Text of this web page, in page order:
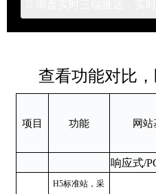
4.二次开发：支持二次
案，可申请备案服务号；
③ 腾讯云国内：国内用
案；
⑤ 美国服务器或美国服
器）：海外用户可选，
④ 德国服务器或德国服
器）：德国、法国、英
络。
大量的服务器宽带资源
◆ 3、设置H标签
◆ 4、设置导航页面和
◆ 5、添加Tags 标签
◆ 7、设置Canonical标
◆ 8、生成站内地图（
管理员微信上
邮件通知：系统会把客
留言翻译：当客户留言
查看功能对比
项目 功能 网站
响应式/
H5标准站，采